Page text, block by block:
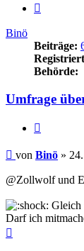
Binö
Beiträge:
Behörde:
Umfrage
Beitrag
von Binö »
@Zollwolf und
Gleich
Darf ich